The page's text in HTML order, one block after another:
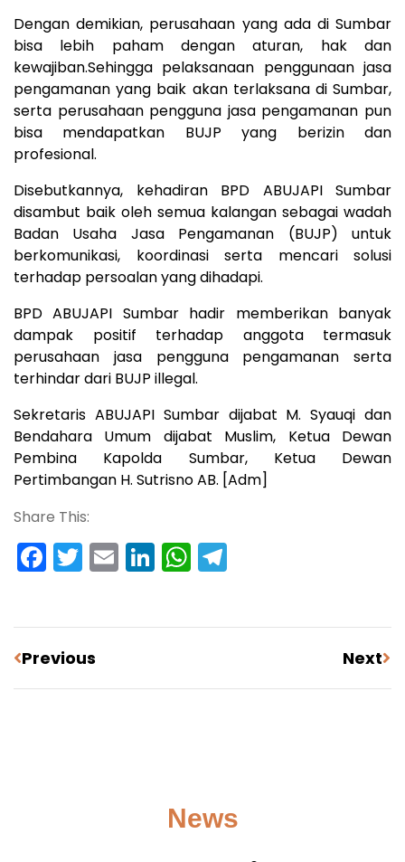
Dengan demikian, perusahaan yang ada di Sumbar
bisa lebih paham dengan aturan, hak dan
kewajiban.Sehingga pelaksanaan penggunaan jasa
pengamanan yang baik akan terlaksana di Sumbar,
serta perusahaan pengguna jasa pengamanan pun
bisa mendapatkan BUJP yang berizin dan
profesional.
Disebutkannya, kehadiran BPD ABUJAPI Sumbar
disambut baik oleh semua kalangan sebagai wadah
Badan Usaha Jasa Pengamanan (BUJP) untuk
berkomunikasi, koordinasi serta mencari solusi
terhadap persoalan yang dihadapi.
BPD ABUJAPI Sumbar hadir memberikan banyak
dampak positif terhadap anggota termasuk
perusahaan jasa pengguna pengamanan serta
terhindar dari BUJP illegal.
Sekretaris ABUJAPI Sumbar dijabat M. Syauqi dan
Bendahara Umum dijabat Muslim, Ketua Dewan
Pembina Kapolda Sumbar, Ketua Dewan
Pertimbangan H. Sutrisno AB. [Adm]
Share This:
Facebook
Twitter
EmailLinkedIn
WhatsApp
Previous Next
News